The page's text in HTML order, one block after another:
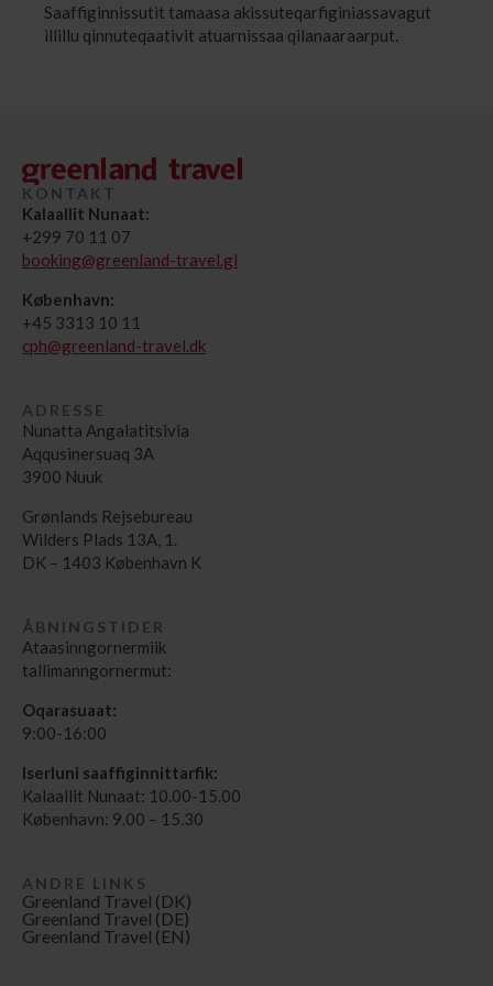
Saaffiginnissutit tamaasa akissuteqarfiginiassavagut
illillu qinnuteqaativit atuarnissaa qilanaaraarput.
KONTAKT
Kalaallit Nunaat:
+299 70 11 07
booking@greenland-travel.gl
København:
+45 3313 10 11
cph@greenland-travel.dk
ADRESSE
Nunatta Angalatitsivia
Aqqusinersuaq 3A
3900 Nuuk
Grønlands Rejsebureau
Wilders Plads 13A, 1.
DK – 1403 København K
ÅBNINGSTIDER
Ataasinngornermiik
tallimanngornermut:
Oqarasuaat:
9:00-16:00
Iserluni saaffiginnittarfik:
Kalaallit Nunaat: 10.00-15.00
København: 9.00 – 15.30
ANDRE LINKS
Greenland Travel (DK)
Greenland Travel (DE)
Greenland Travel (EN)